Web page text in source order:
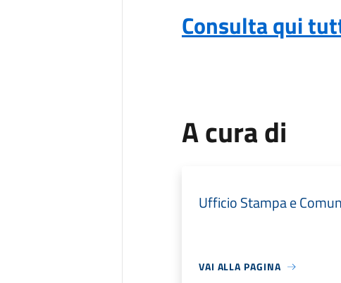
Consulta qui
A cura di
Ufficio Stampa e
VAI ALLA PAGINA